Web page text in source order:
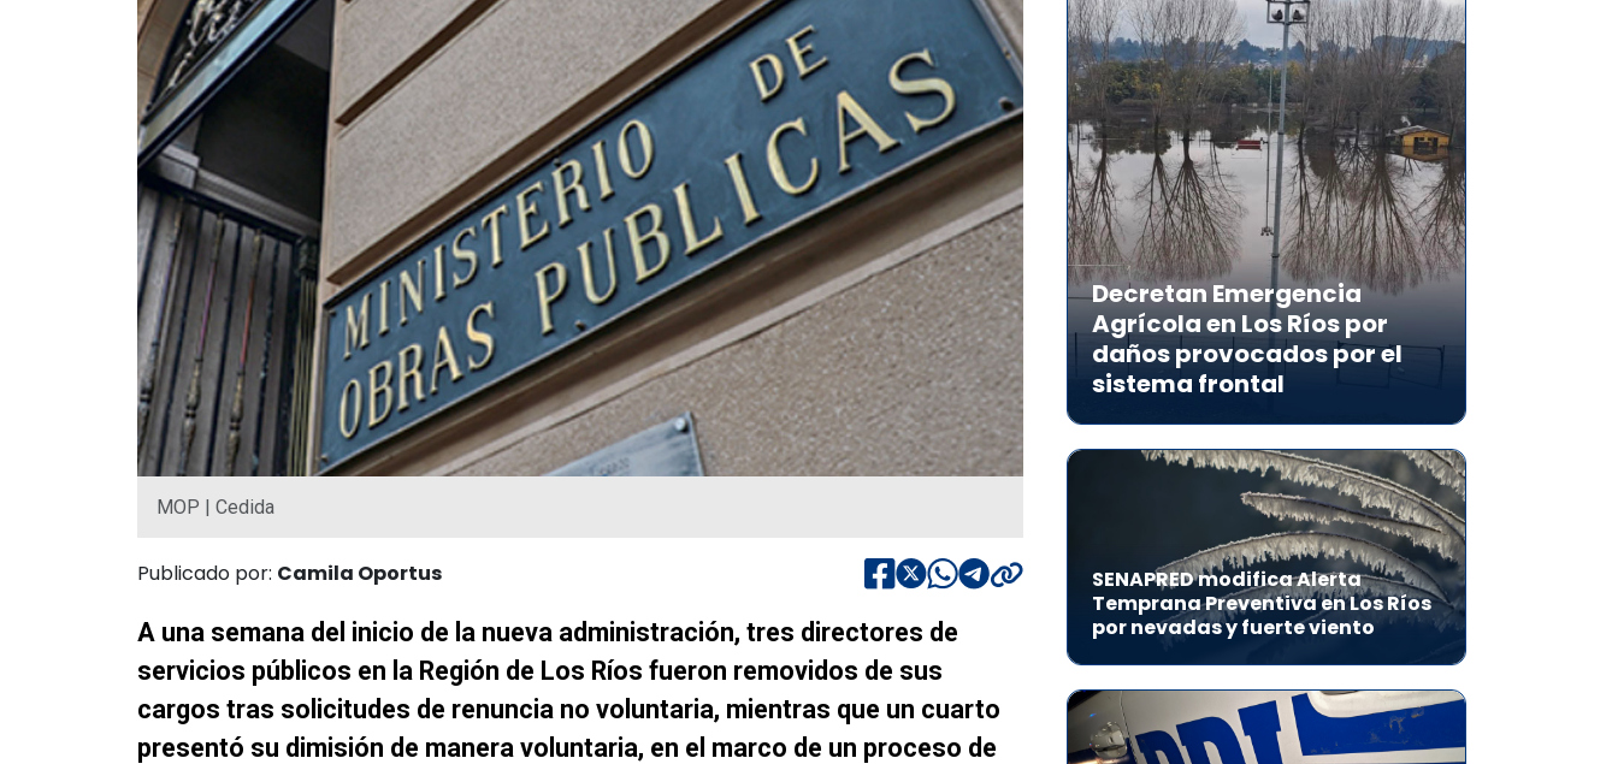
MOP | Cedida
Publicado por: Camila Oportus
A una semana del inicio de la nueva administración, tres directores de
servicios públicos en la Región de Los Ríos fueron removidos de sus
cargos tras solicitudes de renuncia no voluntaria, mientras que un cuarto
presentó su dimisión de manera voluntaria, en el marco de un proceso de
Decretan Emergencia
Agrícola en Los Ríos por
daños provocados por el
sistema frontal
SENAPRED modifica Alerta
Temprana Preventiva en Los Ríos
por nevadas y fuerte viento